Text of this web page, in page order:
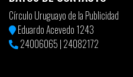
Círculo Uruguayo de la Publicidad
Eduardo Acevedo 1243
24006065 | 24082172